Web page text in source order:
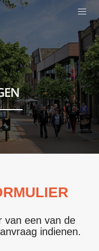
van een van de
indienen.